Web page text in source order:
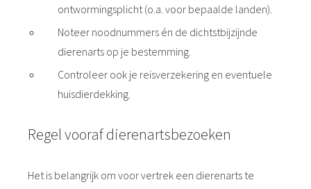
ontwormingsplicht (o.a. voor bepaalde landen).
Noteer noodnummers én de dichtstbijzijnde
dierenarts op je bestemming.
Controleer ook je reisverzekering en eventuele
huisdierdekking.
Regel vooraf dierenartsbezoeken
Het is belangrijk om voor vertrek een dierenarts te